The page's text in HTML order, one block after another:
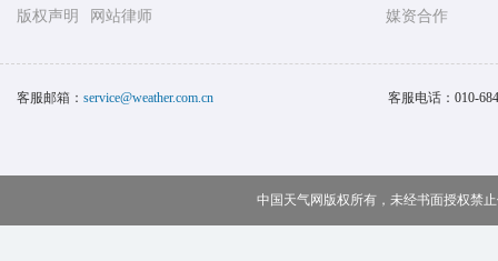
版权声明
网站律师
媒资合作
客服邮箱： service@weather.com.cn 客服电话： 010-
中国天气网版权所有，未经书面授权